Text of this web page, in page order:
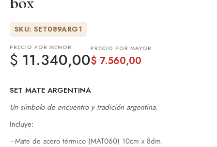
SKU: SET089ARG1
PRECIO POR MENOR
$ 11.340,00
PRECIO POR MAYOR
$ 7.560,00
SET MATE ARGENTINA
Un símbolo de encuentro y tradición argentina.
Incluye:
–Mate de acero térmico (MAT060) 10cm x 8dm.